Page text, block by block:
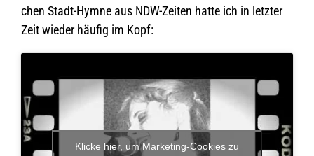
chen Stadt-Hymne aus NDW-Zei­ten hatte ich in letz­ter
Zeit wie­der häu­fig im Kopf:
Klicke hier, um Marketing-Cookies zu